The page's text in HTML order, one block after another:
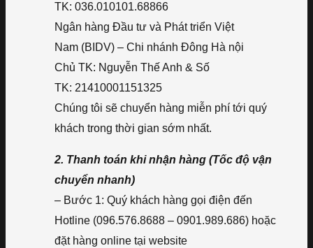
TK: 036.010101.68866
Ngân hàng Đầu tư và Phát triển Việt
Nam (BIDV) – Chi nhánh Đông Hà nội
Chủ TK: Nguyễn Thế Anh & Số
TK: 21410001151325
Chúng tôi sẽ chuyển hàng miễn phí tới quý
khách trong thời gian sớm nhất.
2. Thanh toán khi nhận hàng (Tốc độ vận
chuyển nhanh)
– Bước 1: Quý khách hàng gọi điện đến
Hotline (096.576.8688 – 0901.989.686) hoặc
đặt hàng online tại website